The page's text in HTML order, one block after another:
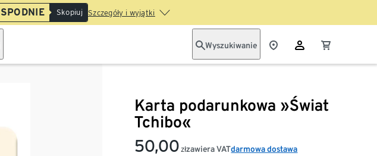
SPODNIE Skopiuj Szczegóły i wyjątki
Wyszukiwanie
Karta podarunkowa »Świat
Tchibo«
50,00 złzawiera VATdarmowa dostawa